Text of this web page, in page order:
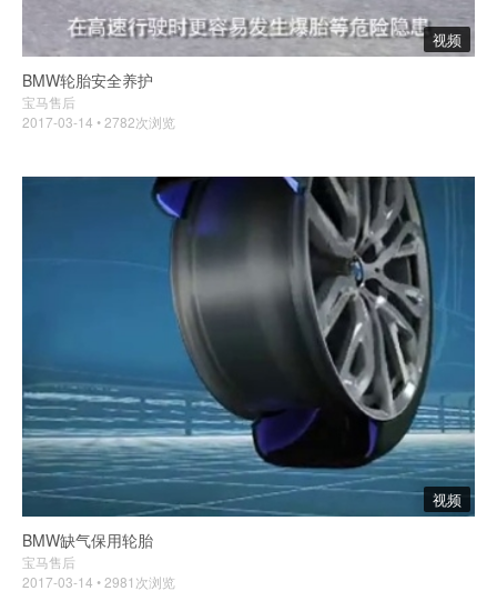
视频
BMW轮胎安全养护
宝马售后
2017-03-14 • 2782次浏览
视频
BMW缺气保用轮胎
宝马售后
2017-03-14 • 2981次浏览